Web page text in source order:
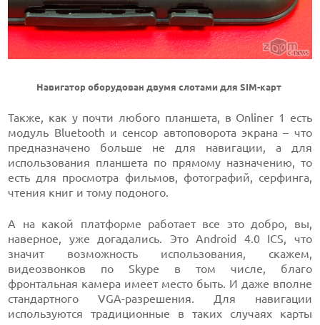
Навигатор оборудован двумя слотами для SIM-карт
Также, как у почти любого планшета, в Onliner 1 есть
модуль Bluetooth и сенсор автоповорота экрана – что
предназначено больше не для навигации, а для
использования планшета по прямому назначению, то
есть для просмотра фильмов, фотографий, серфинга,
чтения книг и тому подоного.
А на какой платформе работает все это добро, вы,
наверное, уже догадались. Это Android 4.0 ICS, что
значит возможность использования, скажем,
видеозвонков по Skype в том числе, благо
фронтальная камера имеет место быть. И даже вполне
стандартного VGA-разрешения. Для навигации
используются традиционные в таких случаях карты